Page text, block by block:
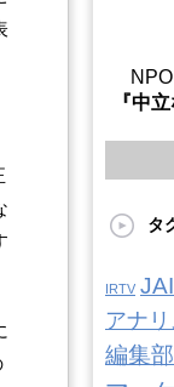
『中
タ
IRTV
アナ
編集部